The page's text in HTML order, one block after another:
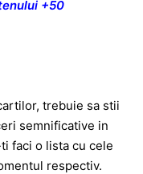
+50
trebuie sa stii
semnificative in
faci o lista cu cele
respectiv.